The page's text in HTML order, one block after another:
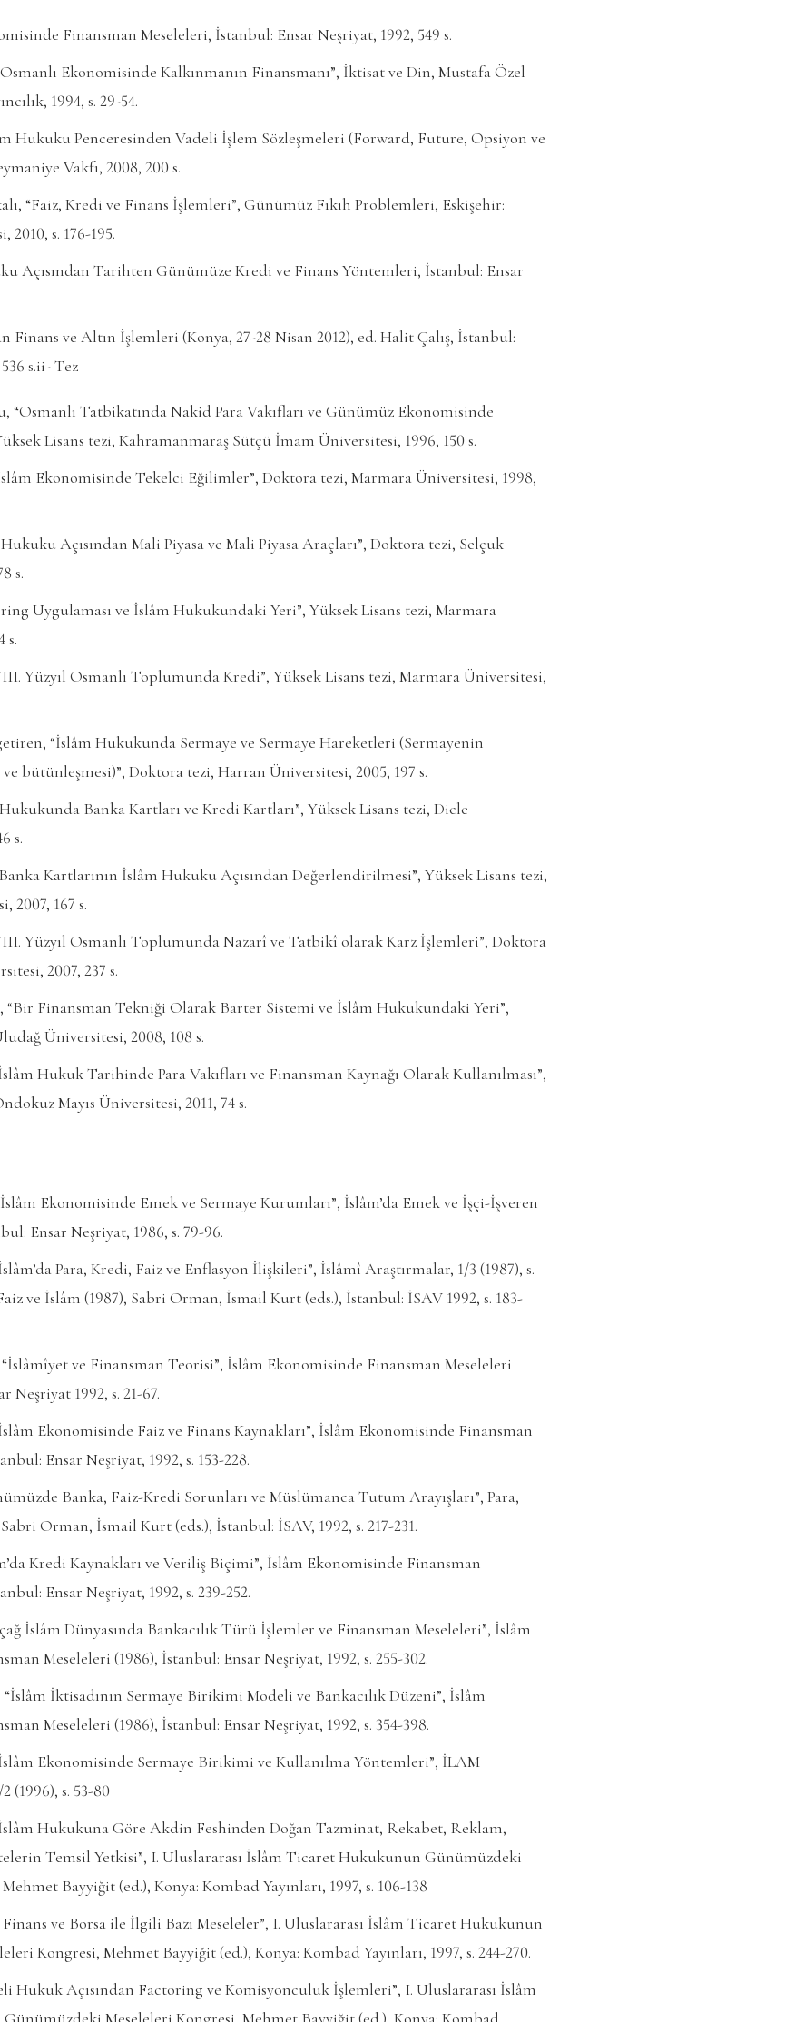
Finansman Meseleleri, İstanbul: Ensar Neşriyat, 1992, 549 s.
Ekonomisinde Kalkınmanın Finansmanı”, İktisat ve Din, Mustafa Özel
1994, s. 29-54.
Hukuku Penceresinden Vadeli İşlem Sözleşmeleri (Forward, Future, Opsiyon ve
Vakfı, 2008, 200 s.
“Faiz, Kredi ve Finans İşlemleri”, Günümüz Fıkıh Problemleri, Eskişehir:
s. 176-195.
Açısından Tarihten Günümüze Kredi ve Finans Yöntemleri, İstanbul: Ensar
Finans ve Altın İşlemleri (Konya, 27-28 Nisan 2012), ed. Halit Çalış, İstanbul:
s.ii- Tez
“Osmanlı Tatbikatında Nakid Para Vakıfları ve Günümüz Ekonomisinde
Lisans tezi, Kahramanmaraş Sütçü İmam Üniversitesi, 1996, 150 s.
Ekonomisinde Tekelci Eğilimler”, Doktora tezi, Marmara Üniversitesi, 1998,
Açısından Mali Piyasa ve Mali Piyasa Araçları”, Doktora tezi, Selçuk
s.
Uygulaması ve İslâm Hukukundaki Yeri”, Yüksek Lisans tezi, Marmara
s.
Yüzyıl Osmanlı Toplumunda Kredi”, Yüksek Lisans tezi, Marmara Üniversitesi,
“İslâm Hukukunda Sermaye ve Sermaye Hareketleri (Sermayenin
bütünleşmesi)”, Doktora tezi, Harran Üniversitesi, 2005, 197 s.
Banka Kartları ve Kredi Kartları”, Yüksek Lisans tezi, Dicle
s.
Kartlarının İslâm Hukuku Açısından Değerlendirilmesi”, Yüksek Lisans tezi,
2007, 167 s.
Yüzyıl Osmanlı Toplumunda Nazarî ve Tatbikî olarak Karz İşlemleri”, Doktora
2007, 237 s.
Finansman Tekniği Olarak Barter Sistemi ve İslâm Hukukundaki Yeri”,
Üniversitesi, 2008, 108 s.
Hukuk Tarihinde Para Vakıfları ve Finansman Kaynağı Olarak Kullanılması”,
Mayıs Üniversitesi, 2011, 74 s.
Ekonomisinde Emek ve Sermaye Kurumları”, İslâm’da Emek ve İşçi-İşveren
Ensar Neşriyat, 1986, s. 79-96.
Para, Kredi, Faiz ve Enflasyon İlişkileri”, İslâmî Araştırmalar, 1/3 (1987), s.
ve İslâm (1987), Sabri Orman, İsmail Kurt (eds.), İstanbul: İSAV 1992, s. 183-
ve Finansman Teorisi”, İslâm Ekonomisinde Finansman Meseleleri
Neşriyat 1992, s. 21-67.
Ekonomisinde Faiz ve Finans Kaynakları”, İslâm Ekonomisinde Finansman
Ensar Neşriyat, 1992, s. 153-228.
Banka, Faiz-Kredi Sorunları ve Müslümanca Tutum Arayışları”, Para,
Orman, İsmail Kurt (eds.), İstanbul: İSAV, 1992, s. 217-231.
Kredi Kaynakları ve Veriliş Biçimi”, İslâm Ekonomisinde Finansman
Ensar Neşriyat, 1992, s. 239-252.
İslâm Dünyasında Bankacılık Türü İşlemler ve Finansman Meseleleri”, İslâm
Meseleleri (1986), İstanbul: Ensar Neşriyat, 1992, s. 255-302.
İktisadının Sermaye Birikimi Modeli ve Bankacılık Düzeni”, İslâm
Meseleleri (1986), İstanbul: Ensar Neşriyat, 1992, s. 354-398.
Ekonomisinde Sermaye Birikimi ve Kullanılma Yöntemleri”, İLAM
(1996), s. 53-80
Hukukuna Göre Akdin Feshinden Doğan Tazminat, Rekabet, Reklam,
Temsil Yetkisi”, I. Uluslararası İslâm Ticaret Hukukunun Günümüzdeki
Bayyiğit (ed.), Konya: Kombad Yayınları, 1997, s. 106-138
ve Borsa ile İlgili Bazı Meseleler”, I. Uluslararası İslâm Ticaret Hukukunun
Kongresi, Mehmet Bayyiğit (ed.), Konya: Kombad Yayınları, 1997, s. 244-270.
Hukuk Açısından Factoring ve Komisyonculuk İşlemleri”, I. Uluslararası İslâm